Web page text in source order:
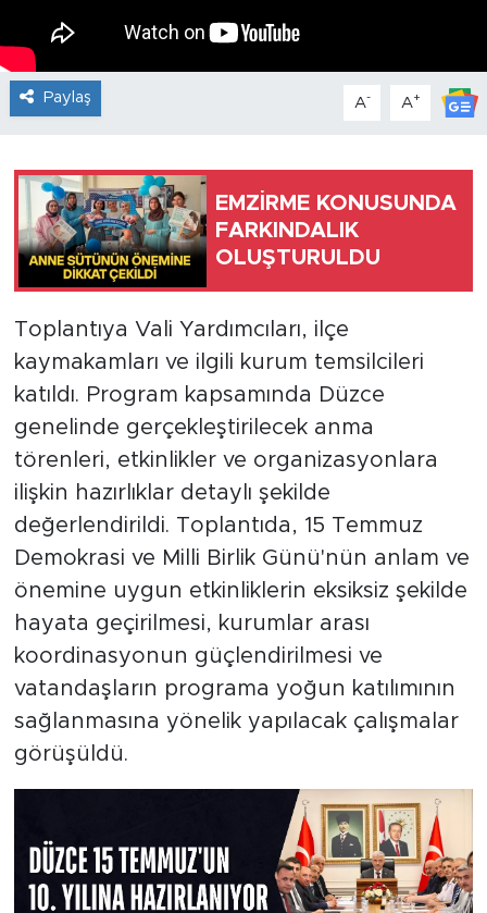
Paylaş A- A+
EMZİRME KONUSUNDA
FARKINDALIK
OLUŞTURULDU
Toplantıya Vali Yardımcıları, ilçe
kaymakamları ve ilgili kurum temsilcileri
katıldı. Program kapsamında Düzce
genelinde gerçekleştirilecek anma
törenleri, etkinlikler ve organizasyonlara
ilişkin hazırlıklar detaylı şekilde
değerlendirildi. Toplantıda, 15 Temmuz
Demokrasi ve Milli Birlik Günü'nün anlam ve
önemine uygun etkinliklerin eksiksiz şekilde
hayata geçirilmesi, kurumlar arası
koordinasyonun güçlendirilmesi ve
vatandaşların programa yoğun katılımının
sağlanmasına yönelik yapılacak çalışmalar
görüşüldü.